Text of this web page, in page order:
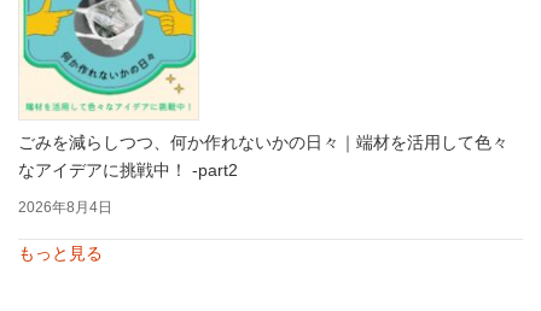
ごみを減らしつつ、何か作れないかの日々｜端材を活用して色々
なアイデアに挑戦中！ -part2
2026年8月4日
もっと見る